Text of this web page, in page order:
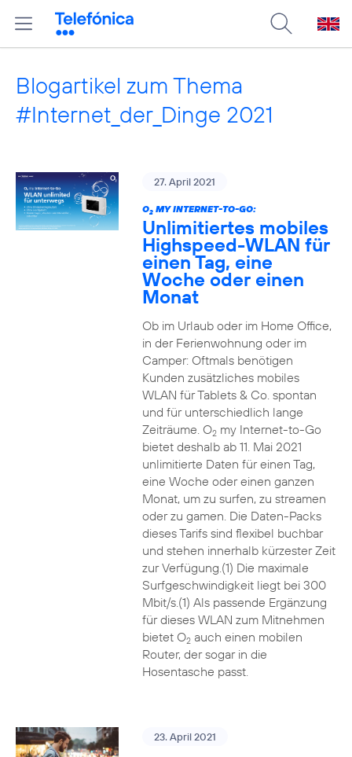
Blogartikel zum Thema
#Internet_der_Dinge 2021
27. April 2021
O2MY INTERNET-TO-GO:
Unlimitiertes mobiles
Highspeed-WLAN für
einen Tag, eine
Woche oder einen
Monat
Ob im Urlaub oder im Home Office,
in der Ferienwohnung oder im
Camper: Oftmals benötigen
Kunden zusätzliches mobiles
WLAN für Tablets & Co. spontan
und für unterschiedlich lange
Zeiträume. O2my Internet-to-Go
bietet deshalb ab 11. Mai 2021
unlimitierte Daten für einen Tag,
eine Woche oder einen ganzen
Monat, um zu surfen, zu streamen
oder zu gamen. Die Daten-Packs
dieses Tarifs sind flexibel buchbar
und stehen innerhalb kürzester Zeit
zur Verfügung.(1) Die maximale
Surfgeschwindigkeit liegt bei 300
Mbit/s.(1) Als passende Ergänzung
für dieses WLAN zum Mitnehmen
bietet O2auch einen mobilen
Router, der sogar in die
Hosentasche passt.
23. April 2021